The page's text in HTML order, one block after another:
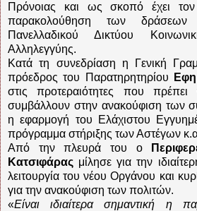
Πρόνοιας και ως σκοπό έχει τον
παρακολούθηση των
Πανελλαδικού Δικτύου
Αλληλεγγύης.
Κατά τη συνεδρίαση η Γενική
πρόεδρος του Παρατηρητηρίου
στις προτεραιότητες που
συμβάλλουν στην ανακούφιση των
η εφαρμογή του Ελάχιστου
πρόγραμμα στήριξης των Αστέγων
Από την πλευρά του ο
Κατσιφάρας μίλησε για την
λειτουργία του νέου Οργάνου και
για την ανακούφιση των πολιτών.
«Είναι ιδιαίτερα σημαντική η